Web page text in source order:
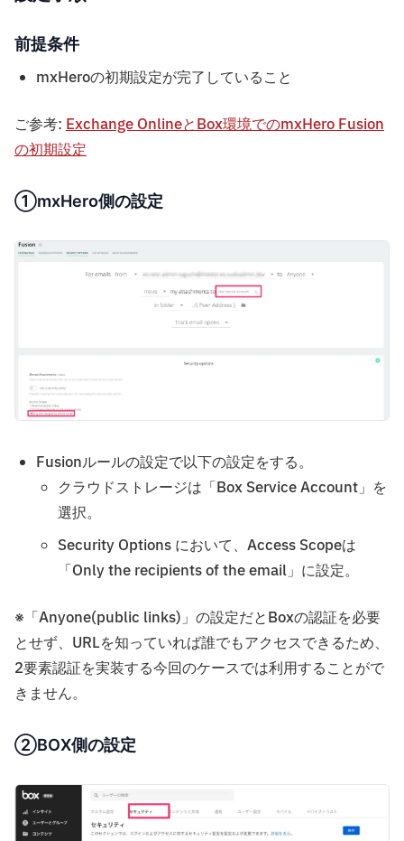
前提条件
mxHeroの初期設定が完了していること
ご参考: Exchange OnlineとBox環境でのmxHero Fusion
の初期設定
①mxHero側の設定
Fusionルールの設定で以下の設定をする。
クラウドストレージは「Box Service Account」を
選択。
Security Options において、Access Scopeは
「Only the recipients of the email」に設定。
※「Anyone(public links)」の設定だとBoxの認証を必要
とせず、URLを知っていれば誰でもアクセスできるため、
2要素認証を実装する今回のケースでは利用することがで
きません。
②BOX側の設定